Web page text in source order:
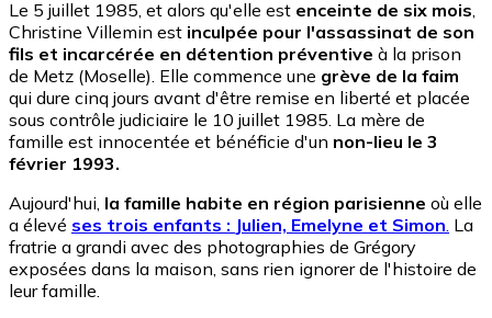
Le 5 juillet 1985, et alors qu'elle est enceinte de six mois,
Christine Villemin est inculpée pour l'assassinat de son
fils et incarcérée en détention préventive à la prison
de Metz (Moselle). Elle commence une grève de la faim
qui dure cinq jours avant d'être remise en liberté et placée
sous contrôle judiciaire le 10 juillet 1985. La mère de
famille est innocentée et bénéficie d'un non-lieu le 3
février 1993.
Aujourd'hui, la famille habite en région parisienne où elle
a élevé ses trois enfants : Julien, Emelyne et Simon. La
fratrie a grandi avec des photographies de Grégory
exposées dans la maison, sans rien ignorer de l'histoire de
leur famille.